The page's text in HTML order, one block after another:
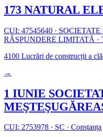
173 NATURAL
CUI: 47545640 ·
RĂSPUNDERE LIMITATĂ ·
4100 Lucrări de construcții a
→
1 IUNIE
CUI: 2753978 · SC · Constanța